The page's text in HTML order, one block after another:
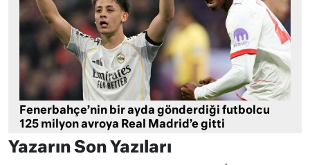
Fenerbahçe’nin bir ayda gönderdiği futbolcu
125 milyon avroya Real Madrid’e gitti
Yazarın Son Yazıları